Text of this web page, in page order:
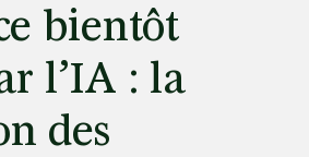
bientôt
l’IA : la
des